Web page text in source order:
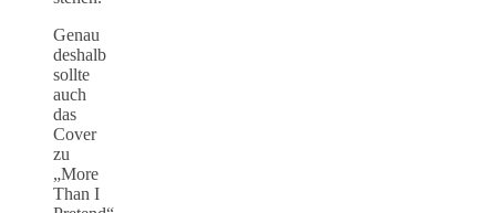
Genau
deshalb
sollte
auch
das
Cover
zu
„More
Than I